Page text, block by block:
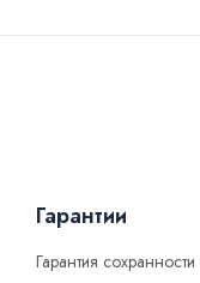
Гарантии
Гарантия